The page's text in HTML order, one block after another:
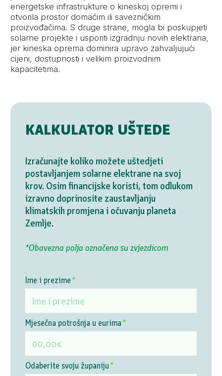
energetske infrastrukture o kineskoj opremi i
otvorila prostor domaćim ili savezničkim
proizvođačima. S druge strane, mogla bi poskupjeti
solarne projekte i usporiti izgradnju novih elektrana,
jer kineska oprema dominira upravo zahvaljujući
cijeni, dostupnosti i velikim proizvodnim
kapacitetima.